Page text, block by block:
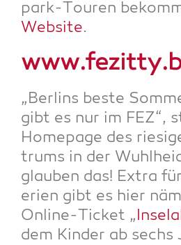
park-Tou­ren
Web­site.
„Ber­lins bes­te
gibt es nur im FEZ“,
Home­page des
trums in der
glau­ben das! Extra
e­ri­en gibt es hier
Online-Ticket „
dem Kin­der ab sechs